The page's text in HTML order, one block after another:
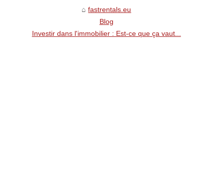
fastrentals.eu
Blog
Investir dans l'immobilier : Est-ce que ça vaut...